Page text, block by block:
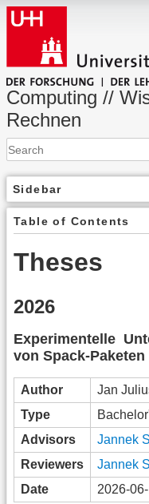
Computing //
Rechnen
Sidebar
Table of Contents
Theses
2026
Experimentelle
von Spack-Paketen
Author
Jan
Type
Advisors
Jannek
Reviewers
Jannek
Date
2026-